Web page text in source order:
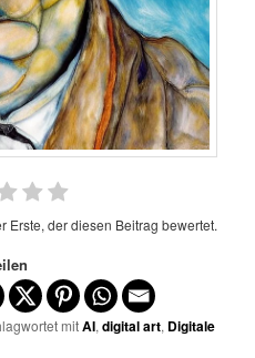
Erste, der diesen Beitrag bewertet.
mitAI,digital art, Digitale